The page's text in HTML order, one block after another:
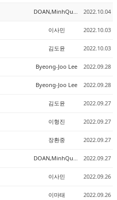
DOAN,MinhQuan 2022.10.04
이사민 2022.10.03
김도윤 2022.10.03
Byeong-Joo Lee 2022.09.28
Byeong-Joo Lee 2022.09.28
김도윤 2022.09.27
이형진 2022.09.27
장환중 2022.09.27
DOAN,MinhQuan 2022.09.27
이사민 2022.09.26
이마태 2022.09.26